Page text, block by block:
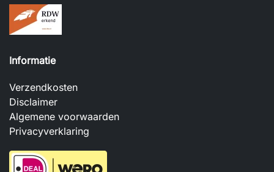
Informatie
Verzendkosten
Disclaimer
Algemene voorwaarden
Privacyverklaring